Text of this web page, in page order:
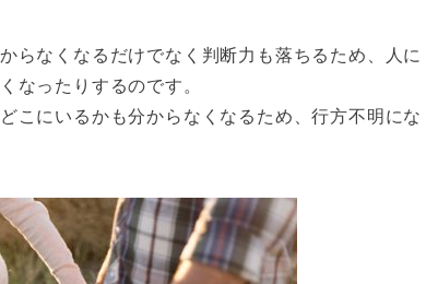
らなくなるだけでなく判断力も落ちるため、人に
なったりするのです。
こにいるかも分からなくなるため、行方不明にな